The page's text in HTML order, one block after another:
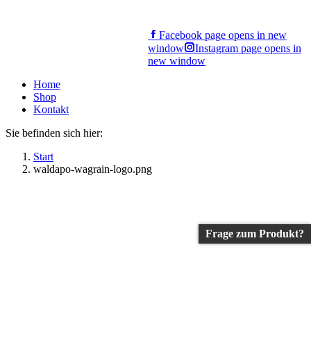
Facebook page opens in new
window
Instagram page opens in
new window
Home
Shop
Kontakt
Sie befinden sich hier:
Start
waldapo-wagrain-logo.png
Frage zum Produkt?